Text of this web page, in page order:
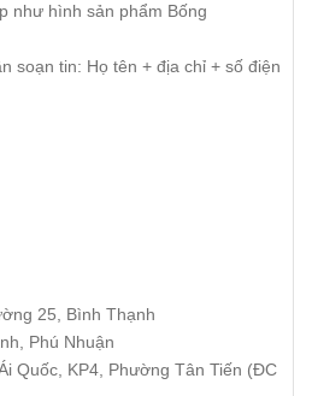
như hình sản phẩm Bống
soạn tin: Họ tên + địa chỉ + số điện
25, Bình Thạnh
Phú Nhuận
Quốc, KP4, Phường Tân Tiến (ĐC